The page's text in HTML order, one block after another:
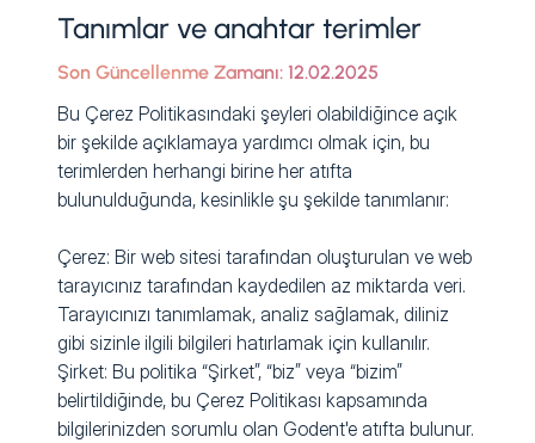
Tanımlar ve anahtar terimler
Son Güncellenme Zamanı: 12.02.2025
Bu Çerez Politikasındaki şeyleri olabildiğince açık
bir şekilde açıklamaya yardımcı olmak için, bu
terimlerden herhangi birine her atıfta
bulunulduğunda, kesinlikle şu şekilde tanımlanır:
Çerez: Bir web sitesi tarafından oluşturulan ve web
tarayıcınız tarafından kaydedilen az miktarda veri.
Tarayıcınızı tanımlamak, analiz sağlamak, diliniz
gibi sizinle ilgili bilgileri hatırlamak için kullanılır.
Şirket: Bu politika “Şirket”, “biz” veya “bizim”
belirtildiğinde, bu Çerez Politikası kapsamında
bilgilerinizden sorumlu olan Godent'e atıfta bulunur.